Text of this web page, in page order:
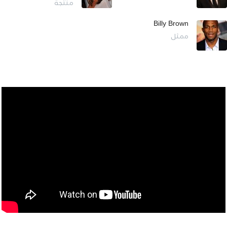
منتجة
Billy Brown
ممثل